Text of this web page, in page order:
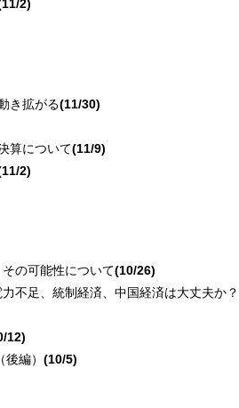
2)
き拡がる(11/30)
算について(11/9)
2)
の可能性について(10/26)
不足、統制経済、中国経済は大丈夫か？
12)
編） (10/5)